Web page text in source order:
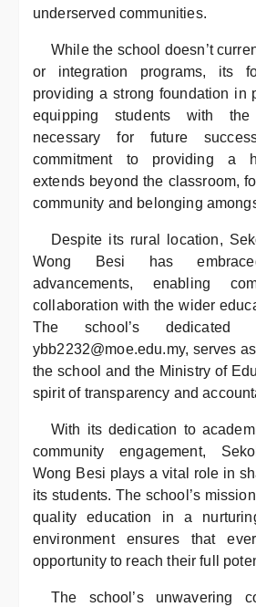
underserved communities.
While the school doesn’t
or integration programs, its
providing a strong foundation in
equipping students with
necessary for future
commitment to providing a
extends beyond the classroom,
community and belonging
Despite its rural location,
Wong Besi has
advancements, enabling
collaboration with the wider
The school’s dedicated
ybb2232@moe.edu.my, serves
the school and the Ministry of
spirit of transparency and
With its dedication to
community engagement,
Wong Besi plays a vital role in
its students. The school’s
quality education in a
environment ensures that
opportunity to reach their full
The school’s unwavering